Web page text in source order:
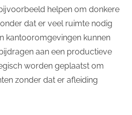
helpen om donkere
dat er veel ruimte nodig
kantooromgevingen kunnen
aan een productieve
worden geplaatst om
zonder dat er afleiding